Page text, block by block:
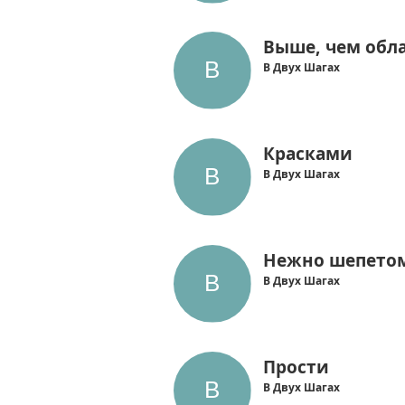
Выше, чем
В Двух Шагах
Красками
В Двух Шагах
Нежно
В Двух Шагах
Прости
В Двух Шагах